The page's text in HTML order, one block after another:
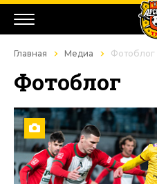
Главная Медиа Фотоблог
Фотоблог